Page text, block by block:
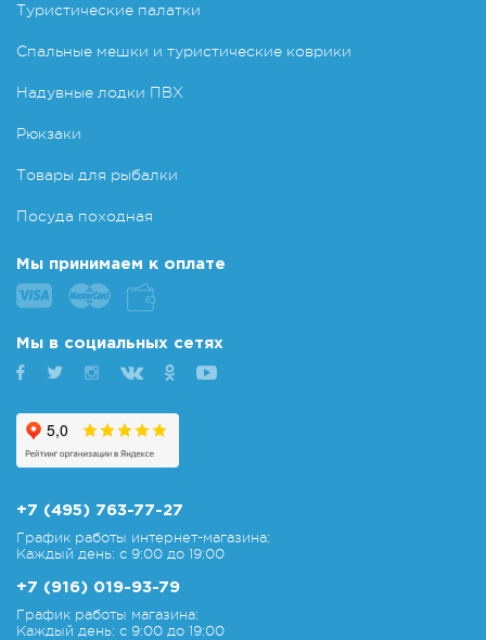
Туристические палатки
Спальные мешки и туристические коврики
Надувные лодки ПВХ
Рюкзаки
Товары для рыбалки
Посуда походная
Мы принимаем к оплате
Мы в социальных сетях
+7 (495) 763-77-27
График работы интернет-магазина:
Каждый день: с 9:00 до 19:00
+7 (916) 019-93-79
График работы магазина:
Каждый день: с 9:00 до 19:00